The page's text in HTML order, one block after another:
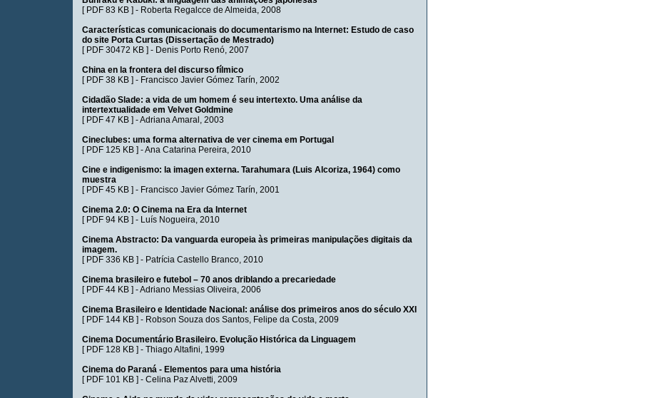
[ PDF 83 KB] - Roberta Regalcce de Almeida, 2008
Características comunicacionais do documentarismo na Internet: Estudo de caso
do site Porta Curtas (Dissertação de Mestrado)
[ PDF 30472 KB] - Denis Porto Renó, 2007
China en la frontera del discurso fílmico
[ PDF 38 KB] - Francisco Javier Gómez Tarín, 2002
Cidadão Slade: a vida de um homem é seu intertexto. Uma análise da
intertextualidade em Velvet Goldmine
[ PDF 47 KB] -Adriana Amaral , 2003
Cineclubes: uma forma alternativa de ver cinema em Portugal
[ PDF 125 KB] -Ana Catarina Pereira, 2010
Cine e indigenismo: la imagen externa. Tarahumara (Luis Alcoriza, 1964) como
muestra
[ PDF 45 KB] - Francisco Javier Gómez Tarín, 2001
Cinema 2.0: O Cinema na Era da Internet
[ PDF 94 KB] - Luís Nogueira, 2010
Cinema Abstracto: Da vanguarda europeia às primeiras manipulações digitais da
imagem.
[ PDF 336 KB] - Patrícia Castello Branco, 2010
Cinema brasileiro e futebol – 70 anos driblando a precariedade
[ PDF 44 KB] -Adriano Messias Oliveira, 2006
Cinema Brasileiro e Identidade Nacional: análise dos primeiros anos do século XXI
[ PDF 144 KB] - Robson Souza dos Santos, Felipe da Costa, 2009
Cinema Documentário Brasileiro. Evolução Histórica da Linguagem
[ PDF 128 KB] - Thiago Altafini, 1999
Cinema do Paraná - Elementos para uma história
[ PDF 101 KB] - Celina Paz Alvetti, 2009